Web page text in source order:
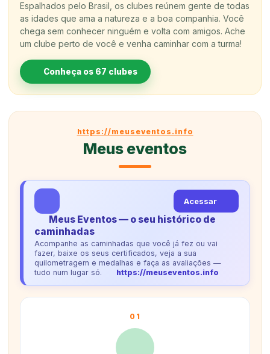
Espalhados pelo Brasil, os clubes reúnem gente de todas
as idades que ama a natureza e a boa companhia. Você
chega sem conhecer ninguém e volta com amigos. Ache
um clube perto de você e venha caminhar com a turma!
Conheça os 67 clubes
https://meuseventos.info
Meus eventos
Meus Eventos — o seu histórico de
caminhadas
Acompanhe as caminhadas que você já fez ou vai
fazer, baixe os seus certificados, veja a sua
quilometragem e medalhas e faça as avaliações —
tudo num lugar só.
https://meuseventos.info
Acessar
01